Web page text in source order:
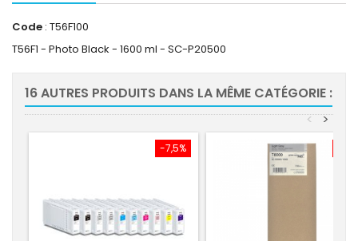
Code : T56F100
T56F1 - Photo Black - 1600 ml - SC-P20500
16 AUTRES PRODUITS DANS LA MÊME CATÉGORIE :
>
<
-7,5%